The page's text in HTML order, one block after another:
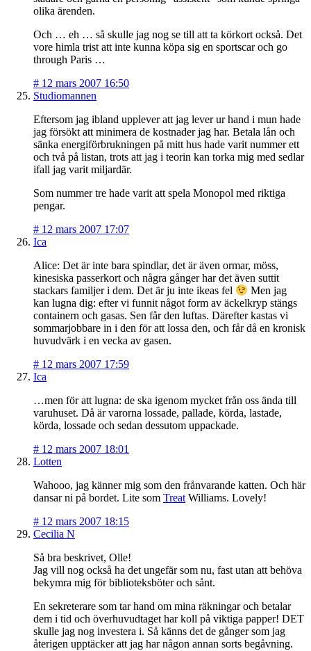
olika ärenden.
Och … eh … så skulle jag nog se till att ta körkort också. Det
vore himla trist att inte kunna köpa sig en sportscar och go
through Paris …
# 12 mars 2007 16:50
Studiomannen
Eftersom jag ibland upplever att jag lever ur hand i mun hade
jag försökt att minimera de kostnader jag har. Betala lån och
sänka energiförbrukningen på mitt hus hade varit nummer ett
och två på listan, trots att jag i teorin kan torka mig med sedlar
ifall jag varit miljardär.
Som nummer tre hade varit att spela Monopol med riktiga
pengar.
# 12 mars 2007 17:07
Ica
Alice: Det är inte bara spindlar, det är även ormar, möss,
kinesiska passerkort och några gånger har det även suttit
stackars familjer i dem. Det är ju inte ikeas fel
Men jag
kan lugna dig: efter vi funnit något form av äckelkryp stängs
containern och gasas. Sen får den luftas. Därefter kastas vi
sommarjobbare in i den för att lossa den, och får då en kronisk
huvudvärk i en vecka av gasen.
# 12 mars 2007 17:59
Ica
…men för att lugna: de ska igenom mycket från oss ända till
varuhuset. Då är varorna lossade, pallade, körda, lastade,
körda, lossade och sedan dessutom uppackade.
# 12 mars 2007 18:01
Lotten
Wahooo, jag känner mig som den frånvarande katten. Och här
dansar ni på bordet. Lite som Treat Williams. Lovely!
# 12 mars 2007 18:15
Cecilia N
Så bra beskrivet, Olle!
Jag vill nog också ha det ungefär som nu, fast utan att behöva
bekymra mig för biblioteksböter och sånt.
En sekreterare som tar hand om mina räkningar och betalar
dem i tid och överhuvudtaget har koll på viktiga papper! DET
skulle jag nog investera i. Så känns det de gånger som jag
återigen upptäcker att jag har någon annan sorts begåvning.